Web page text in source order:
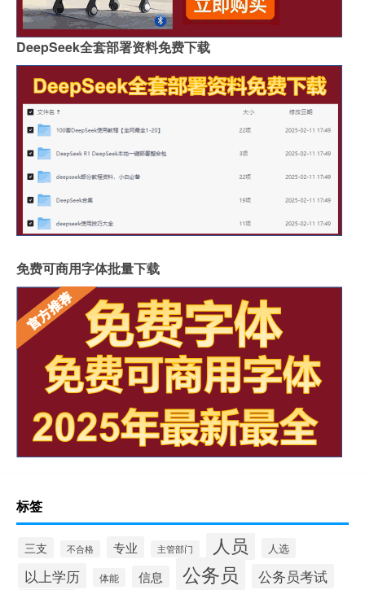
DeepSeek全套部署资料免费下载
免费可商用字体批量下载
标签
三支 不合格 专业 主管部门 人员 人选
以上学历 体能 信息 公务员 公务员考试